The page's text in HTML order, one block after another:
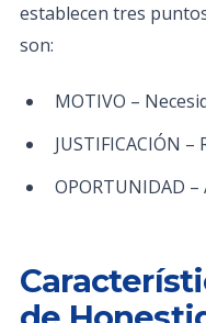
establecen tres
son:
MOTIVO –
JUSTIFICACIÓN –
OPORTUNIDAD